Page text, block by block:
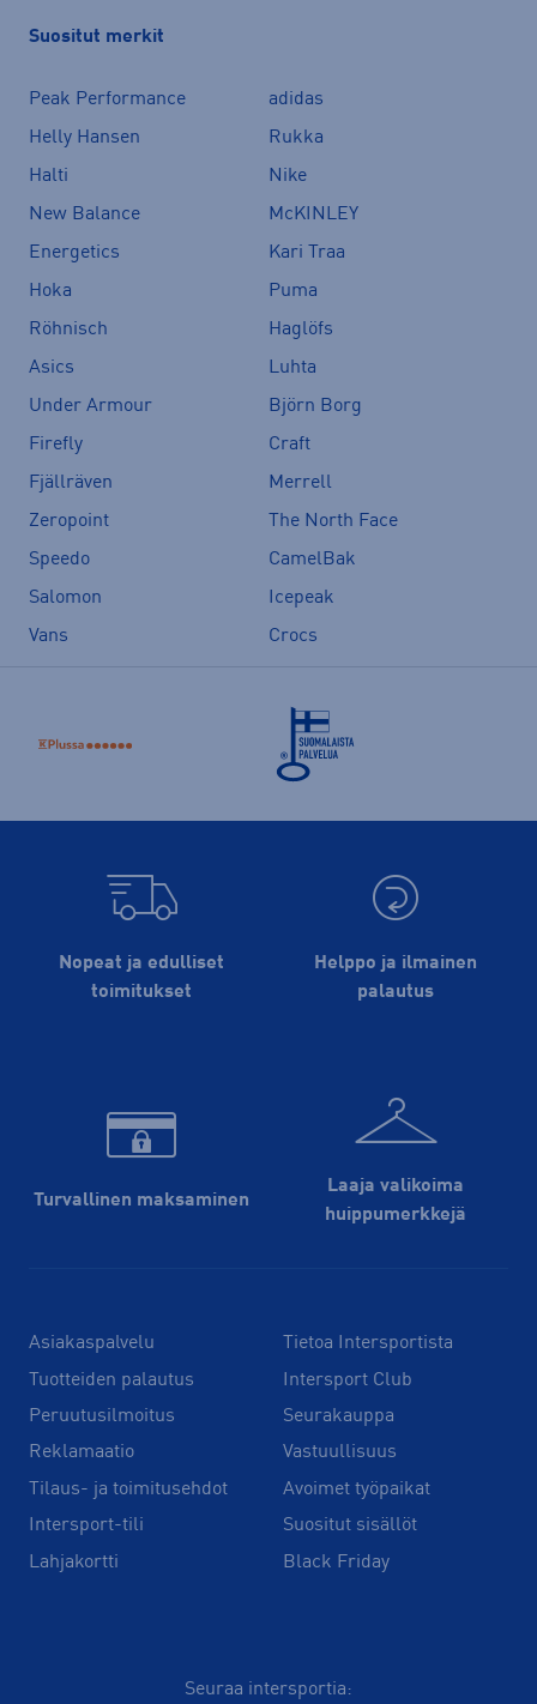
Suositut merkit
Peak Performance
adidas
Helly Hansen
Rukka
Halti
Nike
New Balance
McKINLEY
Energetics
Kari Traa
Hoka
Puma
Röhnisch
Haglöfs
Asics
Luhta
Under Armour
Björn Borg
Firefly
Craft
Fjällräven
Merrell
Zeropoint
The North Face
Speedo
CamelBak
Salomon
Icepeak
Vans
Crocs
Nopeat ja edulliset
toimitukset
Helppo ja ilmainen
palautus
Turvallinen maksaminen
Laaja valikoima
huippu­merkkejä
Asiakaspalvelu
Tuotteiden palautus
Peruutusilmoitus
Reklamaatio
Tilaus- ja toimitusehdot
Intersport-tili
Lahjakortti
Tietoa Intersportista
Intersport Club
Seurakauppa
Vastuullisuus
Avoimet työpaikat
Suositut sisällöt
Black Friday
Seuraa intersportia: